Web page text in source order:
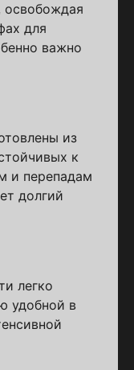
освобождая
для
важно
из
к
и перепадам
долгий
легко
удобной в